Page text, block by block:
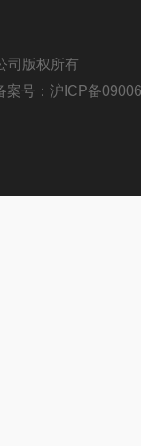
司版权所有
案号： 沪ICP备